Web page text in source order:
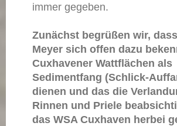
immer gegeben.
Zunächst begrüßen wir,
Meyer sich offen dazu
Cuxhavener Wattflächen als
Sedimentfang (Schlick-
dienen und das die
Rinnen und Priele
das WSA Cuxhaven herbei